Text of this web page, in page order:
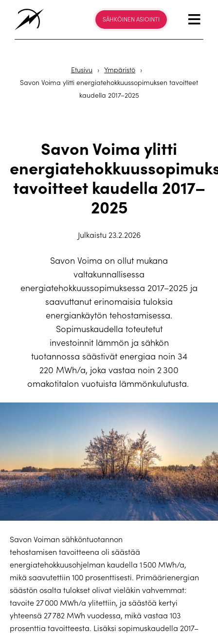
SÄHKÖINEN ASIOINTI
Etusivu › Ympäristö ›
Savon Voima ylitti energiatehokkuussopimuksen tavoitteet
kaudella 2017–2025
Savon Voima ylitti
tavoitteet kaudella 2017–
2025
Julkaistu 23.2.2026
Savon Voima on ollut mukana
valtakunnallisessa
energiatehokkuussopimuksessa 2017–2025 ja
saavuttanut erinomaisia tuloksia
energiankäytön tehostamisessa.
Sopimuskaudella toteutetut
investoinnit lämmön ja sähkön
tuotannossa säästivät energiaa noin 34
220 MWh/a, joka vastaa noin 2 300
omakotitalon vuotuista lämmönkulutusta.
Savon Voiman sähköntuotannon
tehostamisen tavoitteena oli säästää
energiatehokkuusohjelman kaudella 1 500 MWh/a,
mikä saavutettiin 100 prosenttisesti. Primäärienergian
säästön osalta tulokset olivat vieläkin vahvemmat:
tavoite 27 000 MWh/a ylitettiin, ja säästöä kertyi
yhteensä 27 782 MWh vuodessa, mikä vastaa 103
prosenttia tavoitteesta. Lisäksi sopimuskaudella 2017–